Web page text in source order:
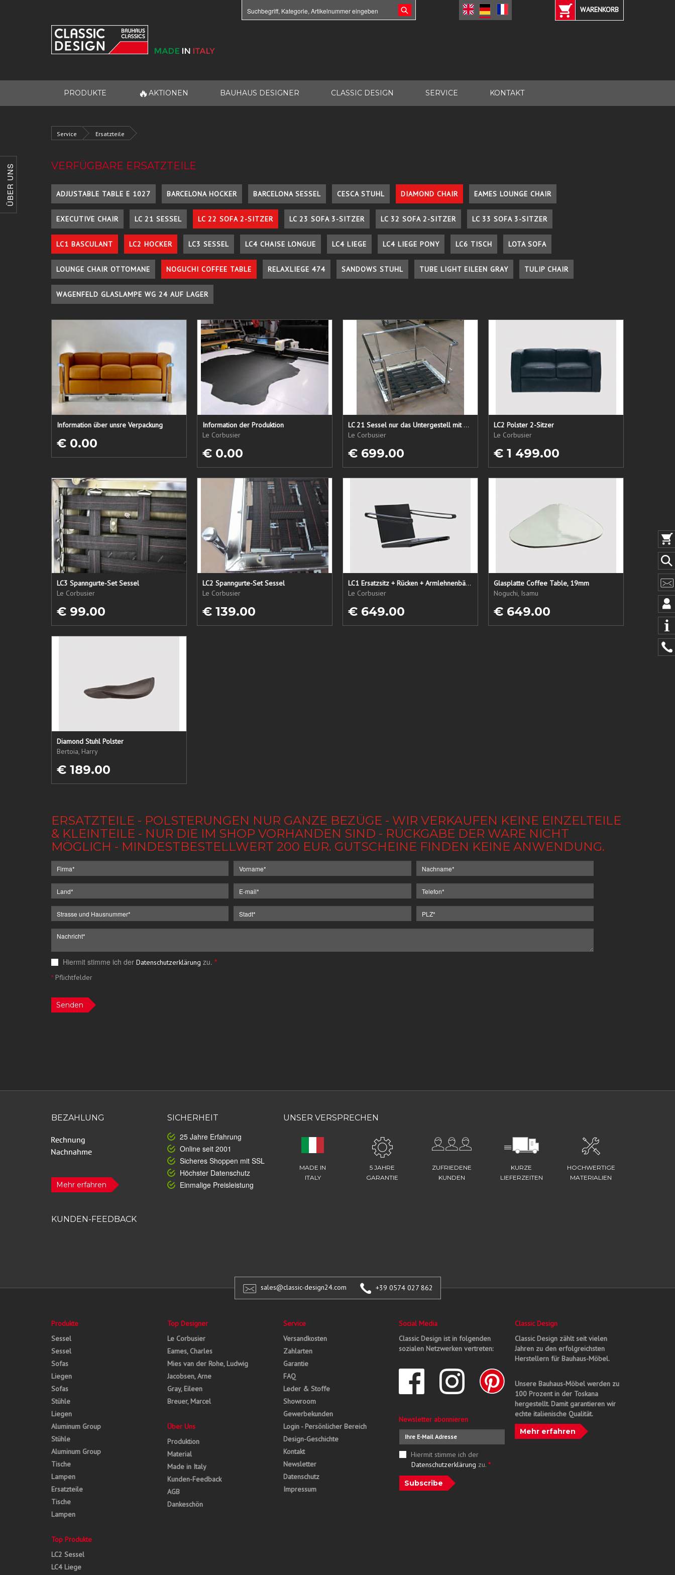
ÜBER UNS
WARENKORB
PRODUKTE 🔥 AKTIONEN BAUHAUS DESIGNER CLASSIC DESIGN SERVICE KONTAKT
Service Ersatzteile
VERFÜGBARE ERSATZTEILE
ADJUSTABLE TABLE E 1027 BARCELONA HOCKER BARCELONA SESSEL CESCA STUHL DIAMOND CHAIR EAMES LOUNGE CHAIR
EXECUTIVE CHAIR LC 21 SESSEL LC 22 SOFA 2-SITZER LC 23 SOFA 3-SITZER LC 32 SOFA 2-SITZER LC 33 SOFA 3-SITZER
LC1 BASCULANT LC2 HOCKER LC3 SESSEL LC4 CHAISE LONGUE LC4 LIEGE LC4 LIEGE PONY LC6 TISCH LOTA SOFA
LOUNGE CHAIR OTTOMANE NOGUCHI COFFEE TABLE RELAXLIEGE 474 SANDOWS STUHL TUBE LIGHT EILEEN GRAY TULIP CHAIR
WAGENFELD GLASLAMPE WG 24 AUF LAGER
Information über unsre Verpackung
€ 0.00
Information der Produktion
Le Corbusier
€ 0.00
LC 21 Sessel nur das Untergestell mit elastischen Straps
Le Corbusier
€ 699.00
LC2 Polster 2-Sitzer
Le Corbusier
€ 1 499.00
LC3 Spanngurte-Set Sessel
Le Corbusier
€ 99.00
LC2 Spanngurte-Set Sessel
Le Corbusier
€ 139.00
LC1 Ersatzsitz + Rücken + Armlehnenbänder
Le Corbusier
€ 649.00
Glasplatte Coffee Table, 19mm
Noguchi, Isamu
€ 649.00
Diamond Stuhl Polster
Bertoia, Harry
€ 189.00
ERSATZTEILE - POLSTERUNGEN NUR GANZE BEZÜGE - WIR VERKAUFEN KEINE EINZELTEILE
& KLEINTEILE - NUR DIE IM SHOP VORHANDEN SIND - RÜCKGABE DER WARE NICHT
MÖGLICH - MINDESTBESTELLWERT 200 EUR. GUTSCHEINE FINDEN KEINE ANWENDUNG.
Hiermit stimme ich der Datenschutzerklärung zu. *
*Pflichtfelder
Senden
BEZAHLUNG
Mehr erfahren
SICHERHEIT
25 Jahre Erfahrung
Online seit 2001
Sicheres Shoppen mit SSL
Höchster Datenschutz
Einmalige Preisleistung
UNSER VERSPRECHEN
MADE IN
ITALY
5 JAHRE
GARANTIE
ZUFRIEDENE
KUNDEN
KURZE
LIEFERZEITEN
HOCHWERTIGE
MATERIALIEN
KUNDEN-FEEDBACK
sales@classic-design24.com +39 0574 027 862
Produkte
Sessel
Sessel
Sofas
Liegen
Sofas
Stühle
Liegen
Aluminum Group
Stühle
Aluminum Group
Tische
Lampen
Ersatzteile
Tische
Lampen
Top Produkte
LC2 Sessel
LC4 Liege
Top Designer
Le Corbusier
Eames, Charles
Mies van der Rohe, Ludwig
Jacobsen, Arne
Gray, Eileen
Breuer, Marcel
Über Uns
Produktion
Material
Made in Italy
Kunden-Feedback
AGB
Dankeschön
Service
Versandkosten
Zahlarten
Garantie
FAQ
Leder & Stoffe
Showroom
Gewerbekunden
Login - Persönlicher Bereich
Design-Geschichte
Kontakt
Newsletter
Datenschutz
Impressum
Social Media
Classic Design ist in folgenden
sozialen Netzwerken vertreten:
Newsletter abonnieren
Hiermit stimme ich der
Datenschutzerklärung zu. *
Subscribe
Classic Design
Classic Design zählt seit vielen
Jahren zu den erfolgreichsten
Herstellern für Bauhaus-Möbel.
Unsere Bauhaus-Möbel werden zu
100 Prozent in der Toskana
hergestellt. Damit garantieren wir
echte italienische Qualität.
Mehr erfahren